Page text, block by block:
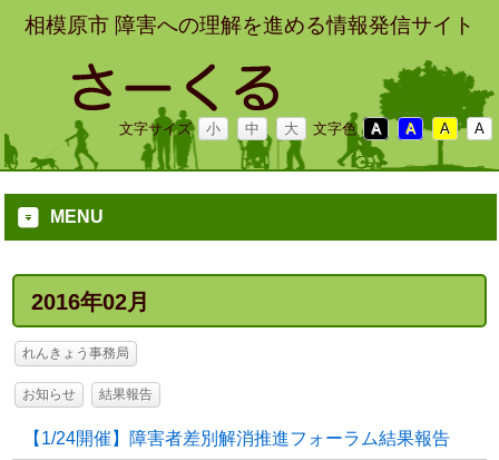
相模原市 障害への理解を進める情報発信サイト
文字サイズ 小 中 大 文字色 A A A A
MENU
2016年02月
れんきょう事務局
お知らせ 結果報告
【1/24開催】障害者差別解消推進フォーラム結果報告